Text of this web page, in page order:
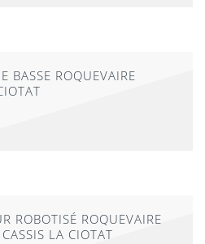
BASSE ROQUEVAIRE
ROBOTISÉ ROQUEVAIRE
LA CIOTAT